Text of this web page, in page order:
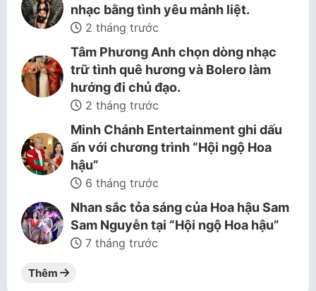
nhạc bằng tình yêu mảnh liệt.
2 tháng trước
Tâm Phương Anh chọn dòng nhạc
trữ tình quê hương và Bolero làm
hướng đi chủ đạo.
2 tháng trước
Minh Chánh Entertainment ghi dấu
ấn với chương trình “Hội ngộ Hoa
hậu”
6 tháng trước
Nhan sắc tỏa sáng của Hoa hậu Sam
Sam Nguyễn tại “Hội ngộ Hoa hậu”
7 tháng trước
Thêm